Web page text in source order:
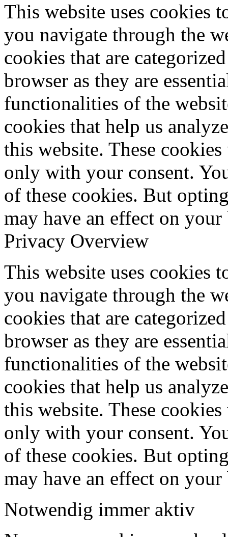
This website uses cookies
you navigate through the
cookies that are
browser as they are
functionalities of the
cookies that help us
this website. These
only with your consent.
of these cookies. But
may have an effect on
Privacy Overview
This website uses cookies
you navigate through the
cookies that are
browser as they are
functionalities of the
cookies that help us
this website. These
only with your consent.
of these cookies. But
may have an effect on
Notwendig immer aktiv